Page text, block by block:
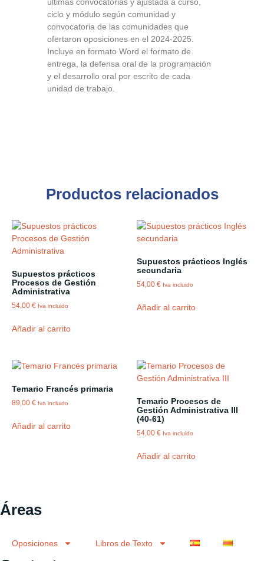
ciclo y módulo según comunidad y
convocatoria de las comunidades que
ofertaron oposiciones en el 2024-2025.
Incluye en formato Word el formato de
entrega, la defensa oral de la programación
y el desarrollo oral por escrito de cada
unidad de trabajo.
Productos relacionados
Supuestos prácticos
Procesos de Gestión
Administrativa
54,00 € Iva incluido
Añadir al carrito
Supuestos prácticos Inglés
secundaria
54,00€ Iva incluido
Añadir al carrito
Temario Francés primaria
89,00 € Iva incluido
Añadir al carrito
Temario Procesos de
Gestión Administrativa III
(40-61)
54,00€ Iva incluido
Añadir al carrito
Áreas
Oposiciones Libros de Texto